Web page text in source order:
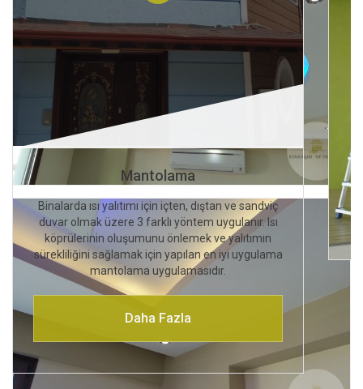
Mantolama
Binalarda ısı yalıtımı için içten, dıştan ve sandviç
duvar olmak üzere 3 farklı yöntem uygulanır. Isı
köprülerinin oluşumunu önlemek ve yalıtımın
sürekliliğini sağlamak için yapılan en iyi uygulama
mantolama uygulamasıdır.
Daha Fazla